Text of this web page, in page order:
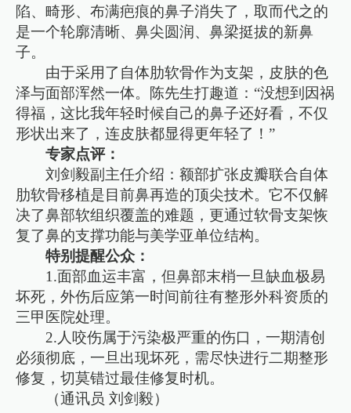
陷、畸形、布满疤痕的鼻子消失了，取而代之的
是一个轮廓清晰、鼻尖圆润、鼻梁挺拔的新鼻
子。
由于采用了自体肋软骨作为支架，皮肤的色
泽与面部浑然一体。陈先生打趣道：“没想到因祸
得福，这比我年轻时候自己的鼻子还好看，不仅
形状出来了，连皮肤都显得更年轻了！”
专家点评：
刘剑毅副主任介绍：额部扩张皮瓣联合自体
肋软骨移植是目前鼻再造的顶尖技术。它不仅解
决了鼻部软组织覆盖的难题，更通过软骨支架恢
复了鼻的支撑功能与美学亚单位结构。
特别提醒公众：
1.面部血运丰富，但鼻部末梢一旦缺血极易
坏死，外伤后应第一时间前往有整形外科资质的
三甲医院处理。
2.人咬伤属于污染极严重的伤口，一期清创
必须彻底，一旦出现坏死，需尽快进行二期整形
修复，切莫错过最佳修复时机。
（通讯员 刘剑毅）